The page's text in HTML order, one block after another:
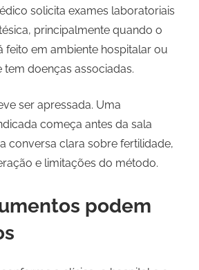
solicita exames laboratoriais
principalmente quando o
feito em ambiente hospitalar ou
doenças associadas.
ser apressada. Uma
começa antes da sala
conversa clara sobre fertilidade,
e limitações do método.
podem